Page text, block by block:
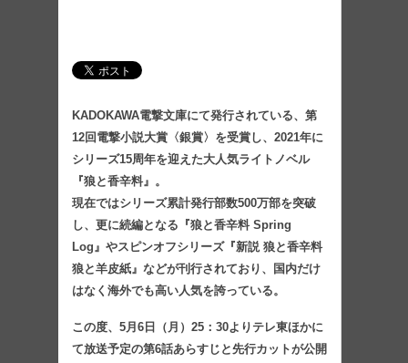
KADOKAWA電撃文庫にて発行されている、第
12回電撃小説大賞〈銀賞〉を受賞し、2021年に
シリーズ15周年を迎えた大人気ライトノベル
『狼と香辛料』。
現在ではシリーズ累計発行部数500万部を突破
し、更に続編となる『狼と香辛料 Spring
Log』やスピンオフシリーズ『新説 狼と香辛料
狼と羊皮紙』などが刊行されており、国内だけ
はなく海外でも高い人気を誇っている。
この度、5月6日（月）25：30よりテレ東ほかに
て放送予定の第6話あらすじと先行カットが公開